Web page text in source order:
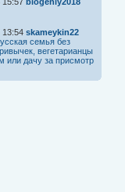
13:54 skameykin22
семья без
вегетарианцы
или дачу за присмотр